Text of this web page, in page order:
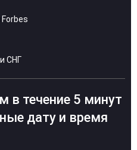
СНГ
в течение 5 минут
дату и время